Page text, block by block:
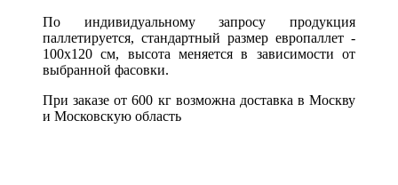
По индивидуальному запросу продукция
паллетируется, стандартный размер европаллет -
100х120 см, высота меняется в зависимости от
выбранной фасовки.
При заказе от 600 кг возможна доставка в Москву
и Московскую область